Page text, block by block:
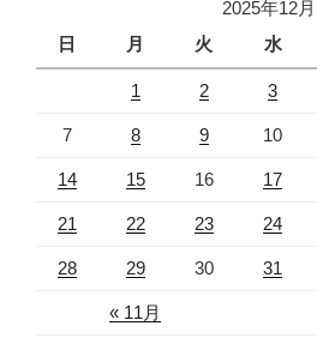
2025年12月
日
月 火 水
« 11月
1 2 3
7 8 9 10
14 15 16 17
21 22 23 24
28 29 30 31